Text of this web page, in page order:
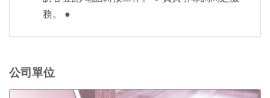
務。 ●
公司單位